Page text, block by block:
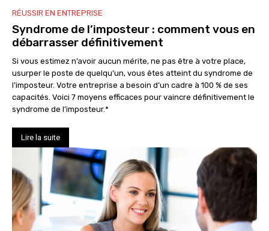
RÉUSSIR EN ENTREPRISE
Syndrome de l’imposteur : comment vous en
débarrasser définitivement
Si vous estimez n’avoir aucun mérite, ne pas être à votre place,
usurper le poste de quelqu’un, vous êtes atteint du syndrome de
l’imposteur. Votre entreprise a besoin d’un cadre à 100 % de ses
capacités. Voici 7 moyens efficaces pour vaincre définitivement le
syndrome de l’imposteur.*
Lire la suite